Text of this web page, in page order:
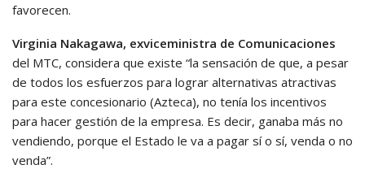
favorecen.
Virginia Nakagawa, exviceministra de Comunicaciones
del MTC, considera que existe “la sensación de que, a pesar
de todos los esfuerzos para lograr alternativas atractivas
para este concesionario (Azteca), no tenía los incentivos
para hacer gestión de la empresa. Es decir, ganaba más no
vendiendo, porque el Estado le va a pagar sí o sí, venda o no
venda”.